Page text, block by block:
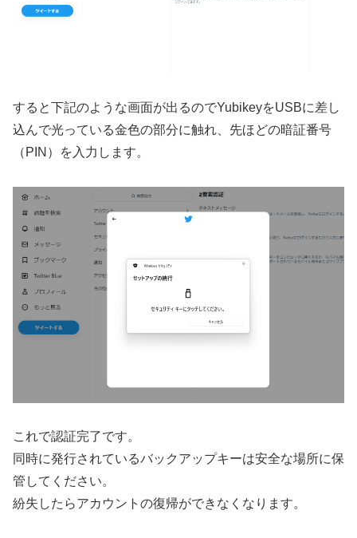
すると下記のような画面が出るのでYubikeyをUSBに差し
込んで光っている金色の部分に触れ、先ほどの暗証番号
（PIN）を入力します。
これで認証完了です。
同時に発行されているバックアップキーは安全な場所に保
管してください。
紛失したらアカウントの復帰ができなくなります。